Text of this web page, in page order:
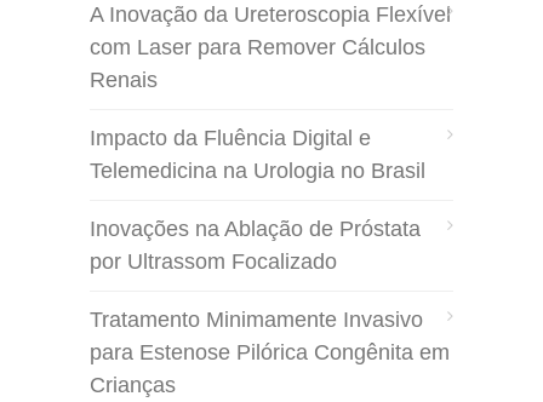
A Inovação da Ureteroscopia Flexível
com Laser para Remover Cálculos
Renais
Impacto da Fluência Digital e
Telemedicina na Urologia no Brasil
Inovações na Ablação de Próstata
por Ultrassom Focalizado
Tratamento Minimamente Invasivo
para Estenose Pilórica Congênita em
Crianças